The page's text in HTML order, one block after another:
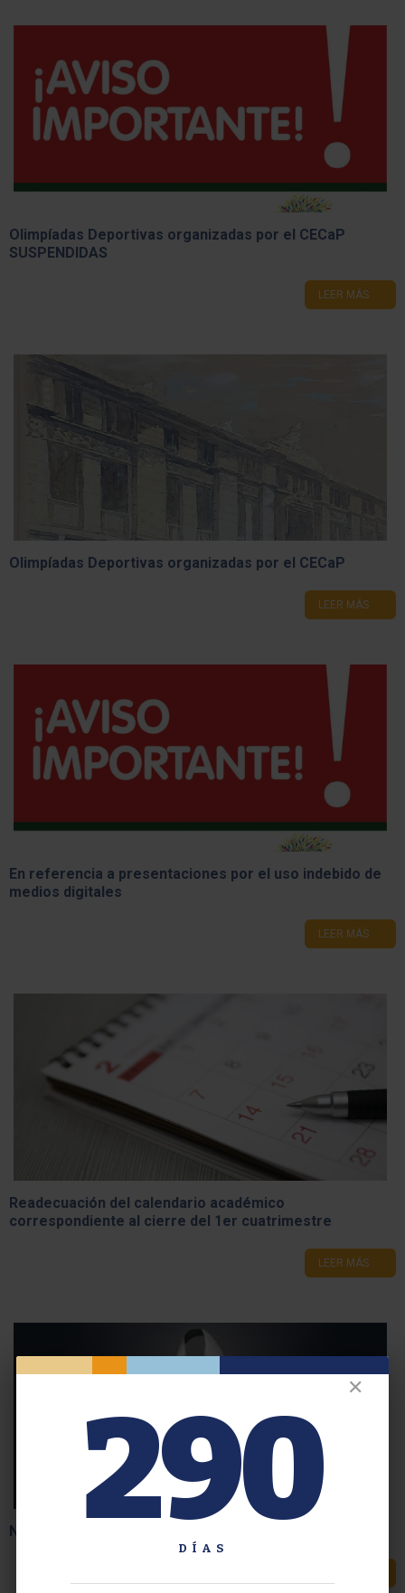
Olimpíadas Deportivas organizadas por el CECaP
SUSPENDIDAS
LEER MÁS
Olimpíadas Deportivas organizadas por el CECaP
LEER MÁS
En referencia a presentaciones por el uso indebido de
medios digitales
LEER MÁS
Readecuación del calendario académico
correspondiente al cierre del 1er cuatrimestre
LEER MÁS
Noticia Triste: Prof. Nuria Madrid de Susmel
✕
290
DÍAS